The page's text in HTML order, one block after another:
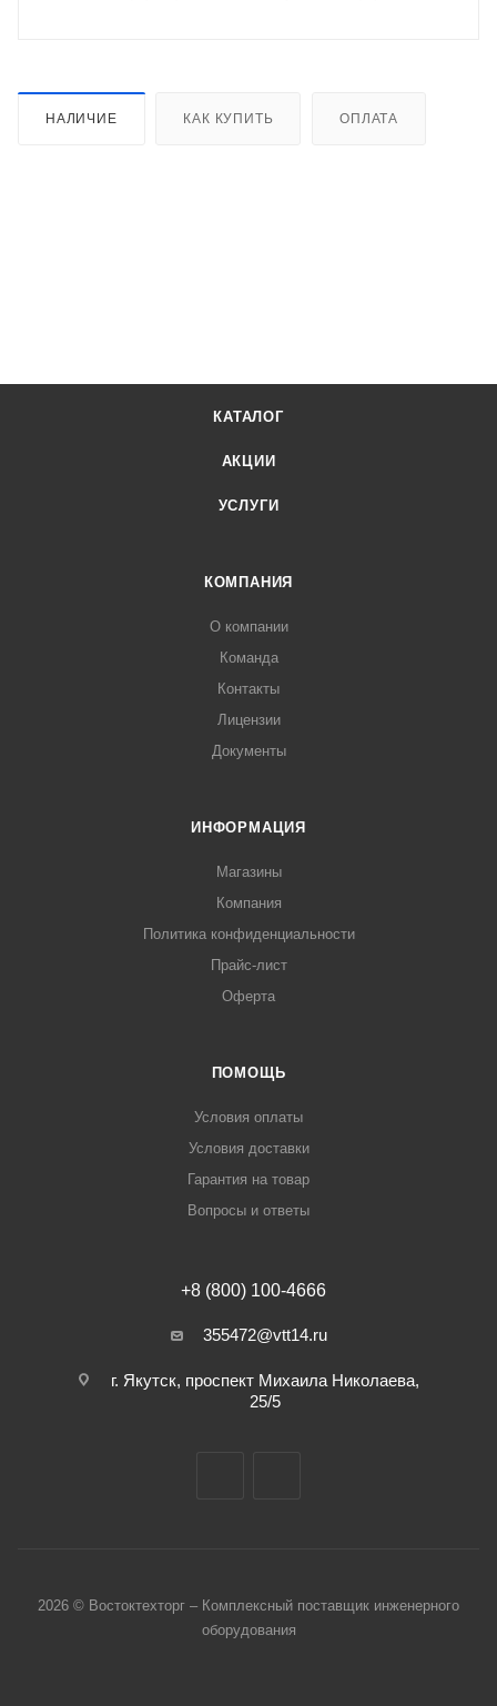
НАЛИЧИЕ КАК КУПИТЬ ОПЛАТА
КАТАЛОГ
АКЦИИ
УСЛУГИ
КОМПАНИЯ
О компании
Команда
Контакты
Лицензии
Документы
ИНФОРМАЦИЯ
Магазины
Компания
Политика конфиденциальности
Прайс-лист
Оферта
ПОМОЩЬ
Условия оплаты
Условия доставки
Гарантия на товар
Вопросы и ответы
+8 (800) 100-4666
355472@vtt14.ru
г. Якутск, проспект Михаила Николаева,
25/5
2026 © Востоктехторг – Комплексный поставщик инженерного
оборудования